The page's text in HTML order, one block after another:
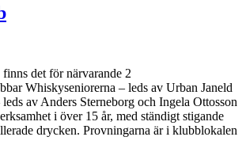
det för närvarande 2
Whiskyseniorerna – leds av Urban Janeld
av Anders Sterneborg och Ingela Ottosson
i över 15 år, med ständigt stigande
drycken. Provningarna är i klubblokalen